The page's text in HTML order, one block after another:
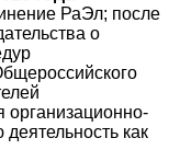
РаЭл; после
о
организационно-
как